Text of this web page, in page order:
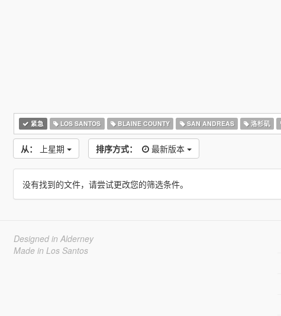
紧急 LOS SANTOS BLAINE COUNTY SAN ANDREAS 洛杉矶
从： 上星期 排序方式： 最新版本
没有找到的文件，请尝试更改您的筛选条件。
Designed in Alderney
Made in Los Santos